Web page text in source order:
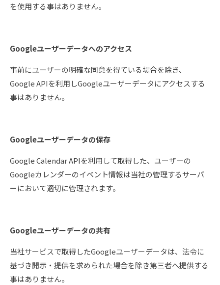
を使用する事はありません。
Googleユーザーデータへのアクセス
事前にユーザーの明確な同意を得ている場合を除き、
Google APIを利用しGoogleユーザーデータにアクセスする
事はありません。
Googleユーザーデータの保存
Google Calendar APIを利用して取得した、ユーザーの
Googleカレンダーのイベント情報は当社の管理するサーバ
ーにおいて適切に管理されます。
Googleユーザーデータの共有
当社サービスで取得したGoogleユーザーデータは、法令に
基づき開示・提供を求められた場合を除き第三者へ提供する
事はありません。